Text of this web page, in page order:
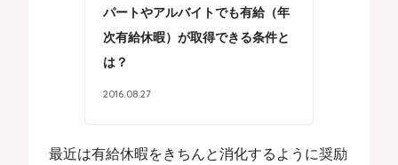
パートやアルバイトでも有給（年
次有給休暇）が取得できる条件と
は？
2016.08.27
最近は有給休暇をきちんと消化するように奨励